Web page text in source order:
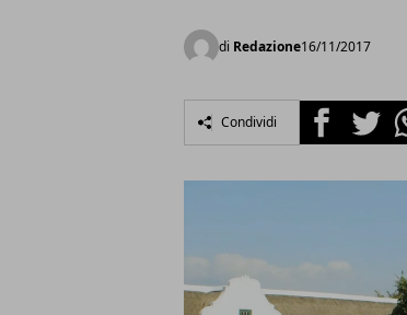
di Redazione16/11/2017
Condividi FacebookTwitter